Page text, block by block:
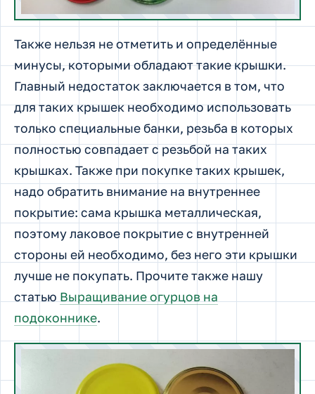
Также нельзя не отметить и определённые
минусы, которыми обладают такие крышки.
Главный недостаток заключается в том, что
для таких крышек необходимо использовать
только специальные банки, резьба в которых
полностью совпадает с резьбой на таких
крышках. Также при покупке таких крышек,
надо обратить внимание на внутреннее
покрытие: сама крышка металлическая,
поэтому лаковое покрытие с внутренней
стороны ей необходимо, без него эти крышки
лучше не покупать. Прочите также нашу
статью Выращивание огурцов на
подоконнике.